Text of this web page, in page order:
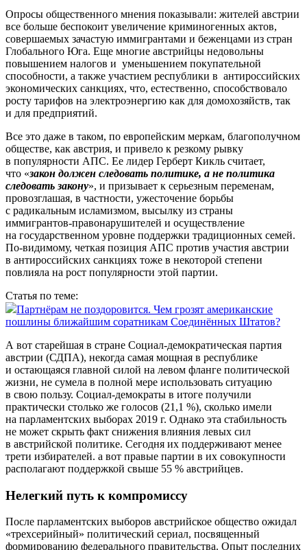
Опросы общественного мнения показывали: жителей австрии
все больше беспокоит увеличение криминогенных актов,
совершаемых зачастую иммигрантами и беженцами из стран
Глобального Юга. Еще многие австрийцы недовольны
повышением налогов и уменьшением покупательной
способности, а также участием республики в антироссийских
экономических санкциях, что, естественно, способствовало
росту тарифов на электроэнергию как для домохозяйств, так
и для предприятий.
Все это даже в таком, по европейским меркам, благополучном
обществе, как австрия, и привело к резкому рывку
в популярности АПС. Ее лидер Герберт Кикль считает,
что «закон должен следовать политике, а не политика
следовать закону», и призывает к серьезным переменам,
провозглашая, в частности, ужесточение борьбы
с радикальным исламизмом, высылку из страны
иммигрантов-правонарушителей и осуществление
на государственном уровне поддержки традиционных семей.
По-видимому, четкая позиция АПС против участия австрии
в антироссийских санкциях тоже в некоторой степени
повлияла на рост популярности этой партии.
Статья по теме:
Партнёрам не поздоровится. Чем грозят американские
пошлины ближайшим соратникам Соединённых Штатов?
А вот старейшая в стране Социал-демократическая партия
австрии (СДПА), некогда самая мощная в республике
и остающаяся главной силой на левом фланге политической
жизни, не сумела в полной мере использовать ситуацию
в свою пользу. Социал-демократы в итоге получили
практически столько же голосов (21,1 %), сколько имели
на парламентских выборах 2019 г. Однако эта стабильность
не может скрыть факт снижения влияния левых сил
в австрийской политике. Сегодня их поддерживают менее
трети избирателей. а вот правые партии в их совокупности
располагают поддержкой свыше 55 % австрийцев.
Нелегкий путь к компромиссу
После парламентских выборов австрийское общество ожидал
«трехсерийный» политический сериал, посвященный
формированию федерального правительства. Опыт последних